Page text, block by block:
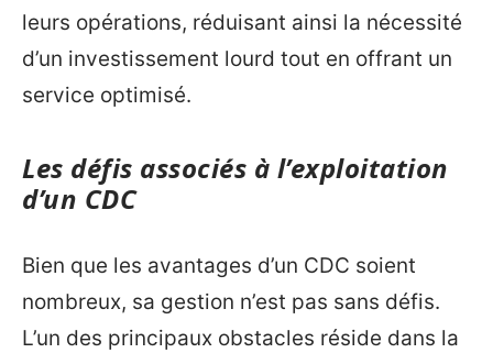
leurs opérations, réduisant ainsi la nécessité
d’un investissement lourd tout en offrant un
service optimisé.
Les défis associés à l’exploitation
d’un CDC
Bien que les avantages d’un CDC soient
nombreux, sa gestion n’est pas sans défis.
L’un des principaux obstacles réside dans la